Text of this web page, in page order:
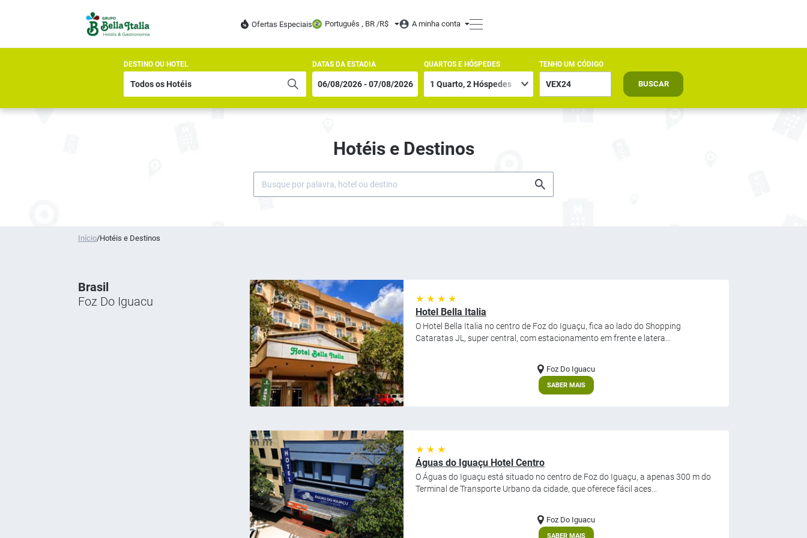
Ofertas Especiais Português , BR /R$ A minha conta
DESTINO OU HOTEL DATAS DA ESTADIA QUARTOS E HÓSPEDES TENHO UM CÓDIGO
BUSCAR
Hotéis e Destinos
Início/Hotéis e Destinos
Brasil
Foz Do Iguacu
★ ★ ★ ★
Hotel Bella Italia
O Hotel Bella Italia no centro de Foz do Iguaçu, fica ao lado do Shopping
Cataratas JL, super central, com estacionamento em frente e latera...
Foz Do Iguacu
SABER MAIS
★ ★ ★
Águas do Iguaçu Hotel Centro
O Águas do Iguaçu está situado no centro de Foz do Iguaçu, a apenas 300 m do
Terminal de Transporte Urbano da cidade, que oferece fácil aces...
Foz Do Iguacu
SABER MAIS